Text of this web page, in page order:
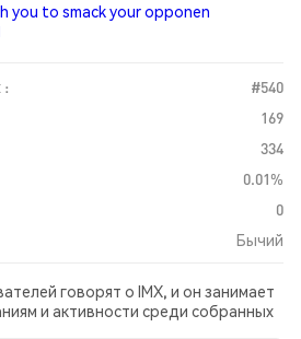
you to smack your opponen
:
#540
169
334
0.01%
0
Бычий
говорят о IMX, и он занимает
и активности среди собранных